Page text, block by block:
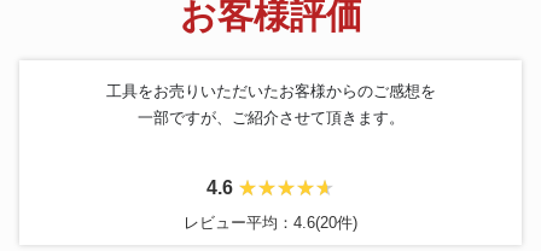
お客様評価
工具をお売りいただいたお客様からのご感想を
一部ですが、ご紹介させて頂きます。
4.6
レビュー平均：4.6(20件)